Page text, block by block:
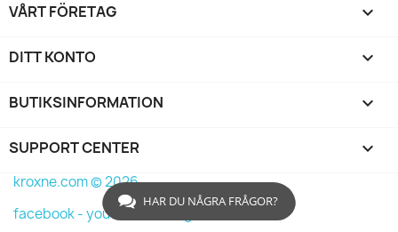
VÅRT FÖRETAG 
DITT KONTO 
BUTIKSINFORMATION keyboard_arrow_down
SUPPORT CENTER 
kroxne.com © 2026
facebook -youtube -
HAR DU NÅGRA FRÅGOR?